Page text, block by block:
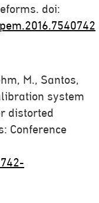
doi:
M., Santos,
system
distorted
Conference